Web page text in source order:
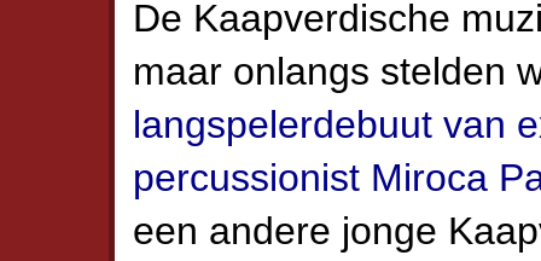
De Kaapverdische
maar onlangs stelden
langspelerdebuut van
percussionist Miroca
een andere jonge